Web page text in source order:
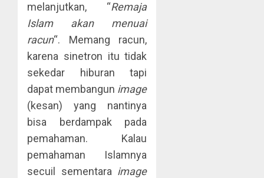
melanjutkan, “Remaja
Islam akan menuai
racun“. Memang racun,
karena sinetron itu tidak
sekedar hiburan tapi
dapat membangun image
(kesan) yang nantinya
bisa berdampak pada
pemahaman. Kalau
pemahaman Islamnya
secuil sementara image